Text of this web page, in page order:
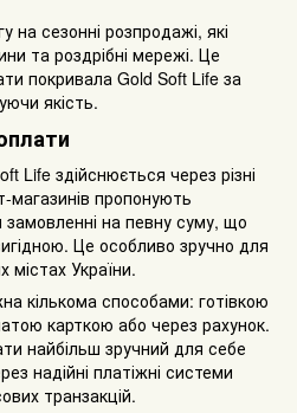
на сезонні розпродажі, які
та роздрібні мережі. Це
покривала Gold Soft Life за
якість.
Life здійснюється через різні
магазинів пропонують
на певну суму, що
Це особливо зручно для
містах України.
кількома способами: готівкою
карткою або через рахунок.
найбільш зручний для себе
надійні платіжні системи
транзакцій.